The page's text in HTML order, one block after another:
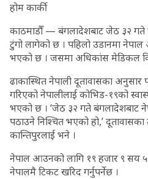
होम कार्की
काठमाडौँ — बंगलादेशबाट जेठ ३२
टुंगो लागेको छ । पहिलो उडानमा
भएको छ । जसमा अधिकांस मेडिकल
ढाकास्थित नेपाली दूतावासका अनुसार
गरिएको नेपालीलाई कोभिड-१९को
भएको छ । ‘जेठ ३२ गते बंगलादेशबाट
पठाउने निश्चित भएको हो,’
कान्तिपुरलाई भने ।
नेपाल आउनको लागि १९ हजार ९ सय
नेपालमै टिकट खरिद गर्नुपर्नेछ ।